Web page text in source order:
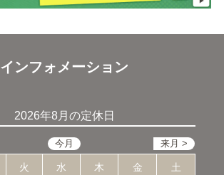
インフォメーション
2026年8月の定休日
火 水 木 金 土